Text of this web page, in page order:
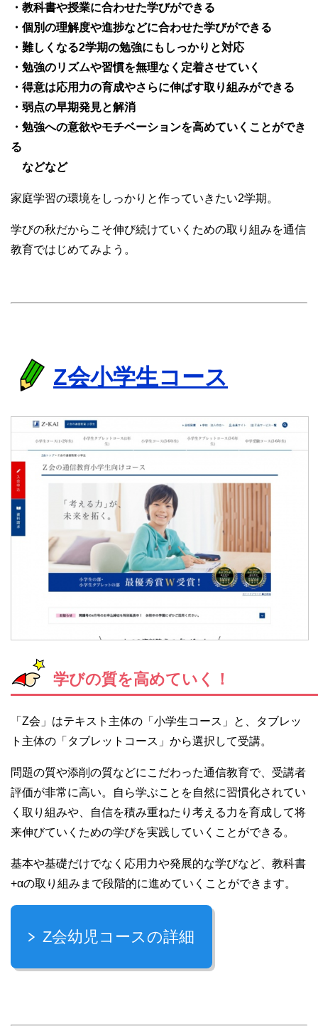
・教科書や授業に合わせた学びができる
・個別の理解度や進捗などに合わせた学びができる
・難しくなる2学期の勉強にもしっかりと対応
・勉強のリズムや習慣を無理なく定着させていく
・得意は応用力の育成やさらに伸ばす取り組みができる
・弱点の早期発見と解消
・勉強への意欲やモチベーションを高めていくことができ
る
などなど
家庭学習の環境をしっかりと作っていきたい2学期。
学びの秋だからこそ伸び続けていくための取り組みを通信
教育ではじめてみよう。
Z会小学生コース
学びの質を高めていく！
「Z会」はテキスト主体の「小学生コース」と、タブレッ
ト主体の「タブレットコース」から選択して受講。
問題の質や添削の質などにこだわった通信教育で、受講者
評価が非常に高い。自ら学ぶことを自然に習慣化されてい
く取り組みや、自信を積み重ねたり考える力を育成して将
来伸びていくための学びを実践していくことができる。
基本や基礎だけでなく応用力や発展的な学びなど、教科書
+αの取り組みまで段階的に進めていくことができます。
Z会幼児コースの詳細